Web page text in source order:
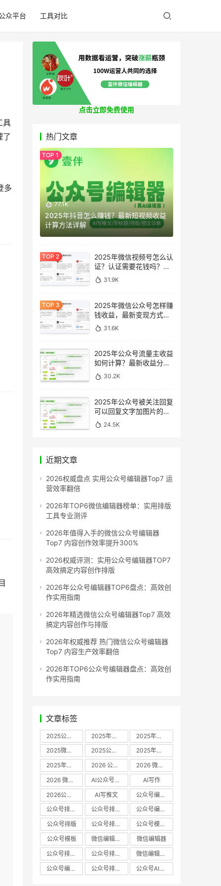
众平台 工具对比
具
了
多
点击立即免费使用
热门文章
77.1K
2025年抖音怎么赚钱？最新短视频收益
计算方法详解
2025年微信视频号怎么认
证？认证需要花钱吗？最
新完整指南
31.9K
2025年微信公众号怎样赚
钱收益，最新变现方式完
整指南
31.6K
2025年公众号流量主收益
如何计算？最新收益分析
与提升方法
30.2K
2025年公众号被关注回复
可以回复文字加图片的消
息吗？最新设置指南
24.5K
近期文章
2026权威盘点 实用公众号编辑器Top7 运
营效率翻倍
2026年TOP6微信编辑器榜单：实用排版
工具专业测评
2026年值得入手的微信公众号编辑器
Top7 内容创作效率提升300%
2026权威评测：实用公众号编辑器TOP7
高效搞定内容创作排版
2026年公众号编辑器TOP6盘点：高效创
作实用指南
2026年精选微信公众号编辑器Top7 高效
搞定内容创作与排版
2026年权威推荐 热门微信公众号编辑器
Top7 内容生产效率翻倍
2026年TOP6公众号编辑器盘点：高效创
作实用指南
文章标签
2025公众号编辑器推荐 2025年微信编辑器评测
2025年微信编辑器推荐
2025微信编辑器推荐
2025公众号编辑器评测
2025年微信编辑器实测
2025年公众号排版工具推荐
2026 公众号编辑器权威推荐
2026 微信公众号编辑器推荐
2026 微信公众号编辑器测评
AI公众号编辑器
AI写作
2026公众号排版软件
AI写推文
公众号编辑器哪个好
公众号排版软件哪个好
公众号排版工具评测
公众号编辑器推荐
公众号排版
公众号排版工具
公众号模板工具
公众号模板
微信编辑器哪个好
微信编辑器
公众号排版用什么软件
公众号排版哪个好
微信编辑器评测
公众号编辑器实测
公众号排版编辑器 公众号AI编辑器